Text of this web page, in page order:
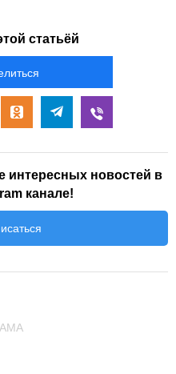
статьёй
интересных новостей в
канале!